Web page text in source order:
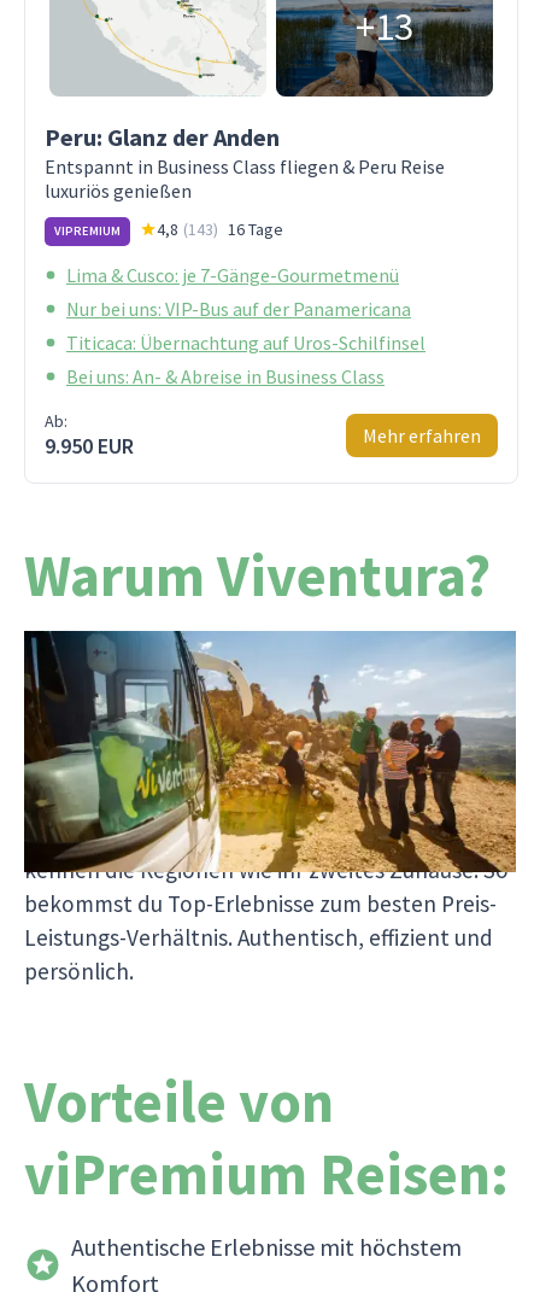
+13
Peru: Glanz der Anden
Entspannt in Business Class fliegen & Peru Reise
luxuriös genießen
VIPREMIUM 4,8 (143) 16 Tage
Lima & Cusco: je 7-Gänge-Gourmetmenü
Nur bei uns: VIP-Bus auf der Panamericana
Titicaca: Übernachtung auf Uros-Schilfinsel
Bei uns: An- & Abreise in Business Class
Ab:
9.950 EUR Mehr erfahren
Warum Viventura?
Weil wir seit über 25 Jahren nichts anderes tun,
als Südamerika-Träume wahr zu machen. Unsere
Reisen werden direkt von uns organisiert – ohne
Zwischenhändler, dafür mit echten Südamerika-
Profis vor Ort. Alle unsere Mitarbeitenden
sprechen Spanisch oder Portugiesisch und
kennen die Regionen wie ihr zweites Zuhause. So
bekommst du Top-Erlebnisse zum besten Preis-
Leistungs-Verhältnis. Authentisch, effizient und
persönlich.
Vorteile von
viPremium Reisen:
Authentische Erlebnisse mit höchstem
Komfort